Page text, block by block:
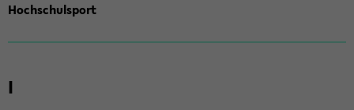
Hochschulsport
I